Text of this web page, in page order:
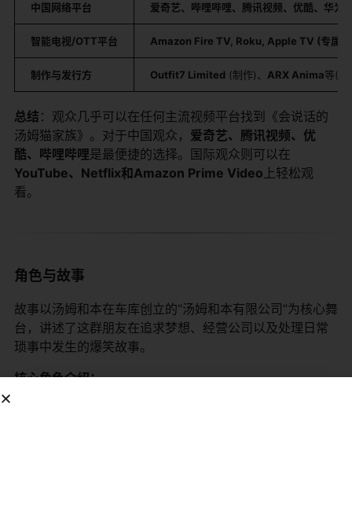
中国网络平台 爱奇艺、哔哩哔哩、腾讯视频、优酷、华为
智能电视/OTT平台 Amazon Fire TV, Roku, Apple TV (专属
制作与发行方 Outfit7 Limited ​ (制作)、 ARX Anima等(动
总结 ：观众几乎可以在任何主流视频平台找到《会说话的
汤姆猫家族》。对于中国观众， 爱奇艺、腾讯视频、优
酷、哔哩哔哩是最便捷的选择。国际观众则可以在
YouTube、Netflix和Amazon Prime Video 上轻松观
看。
角色与故事
故事以汤姆和本在车库创立的“汤姆和本有限公司”为核心舞
台，讲述了这群朋友在追求梦想、经营公司以及处理日常
琐事中发生的爆笑故事。
核心角色介绍：